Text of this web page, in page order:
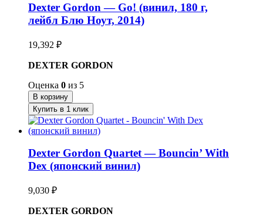
Dexter Gordon — Go! (винил, 180 г,
лейбл Блю Ноут, 2014)
19,392 ₽
DEXTER GORDON
Оценка 0 из 5
В корзину
Купить в 1 клик
Dexter Gordon Quartet — Bouncin’ With
Dex (японский винил)
9,030 ₽
DEXTER GORDON